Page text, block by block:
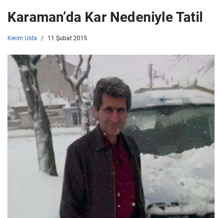
Karaman’da Kar Nedeniyle Tatil
Kerim Usta 11 Şubat 2015